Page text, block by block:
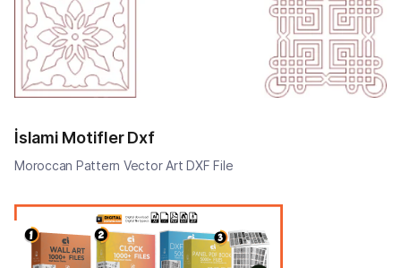
İslami Motifler Dxf
Moroccan Pattern Vector Art DXF File